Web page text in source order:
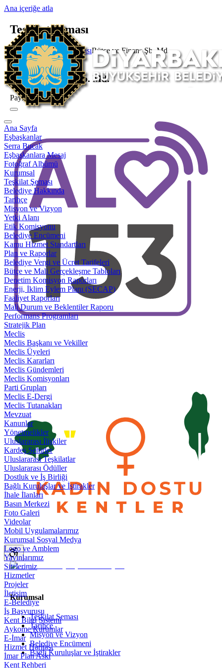
Ana içeriğe atla
Ana Sayfa
Eşbaşkanlar
Serra Bucak
Eşbaşkanlara Mesaj
Fotoğraf Albümü
Kurumsal
Teşkilat Şeması
Belediye Hakkında
Tarihçe
Misyon ve Vizyon
Yetki Alanı
Etik Komisyonu
Belediye Encümeni
Kamu Hizmet Standartları
Plan ve Raporlar
Belediye Vergi ve Ücret Tarifeleri
Bütçe ve Mali Gerçekleşme Tabloları
Denetim Komisyon Raporları
Enerji, İklim Eylem Planı (SECAP)
Faaliyet Raporları
Mali Durum ve Beklentiler Raporu
Performans Programları
Stratejik Plan
Meclis
Meclis Başkanı ve Vekiller
Meclis Üyeleri
Meclis Kararları
Meclis Gündemleri
Meclis Komisyonları
Parti Grupları
Meclis E-Dergi
Meclis Tutanakları
Mevzuat
Kanunlar
Yönetmelikler
Uluslararası İlişkiler
Kardeş Şehirler
Uluslararası Teşkilatlar
Uluslararası Ödüller
Dostluk ve İş Birliği
Bağlı Kuruluşlar ve İştirakler
İhale İlanları
Basın Merkezi
Foto Galeri
Videolar
Mobil Uygulamalarımız
Kurumsal Sosyal Medya
Logo ve Amblem
Yayınlarımız
Sitelerimiz
Hizmetler
Projeler
İletişim
E-Belediye
İş Başvurusu
Kent Bilgi Sistemi
Aykome Kurumlar
E-İmar
Hizmet Haritası
İmar Plan Askı
Kent Rehberi
Teşkilat Şeması
Ana SayfaTeşkilat ŞemasıBütçe ve Finans Şb. Md.
Şube Müdürlüğü
Bütçe ve Finans Şb. Md.
Paylaş
Kurumsal
Teşkilat Şeması
Tarihçe
Misyon ve Vizyon
Belediye Encümeni
Bağlı Kuruluşlar ve İştirakler